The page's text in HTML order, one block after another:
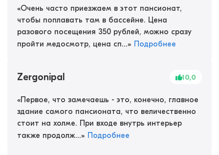
«Очень часто приезжаем в этот пансионат,
чтобы поплавать там в бассейне. Цена
разового посещения 350 рублей, можно сразу
пройти медосмотр, цена сп...» Подробнее
Zergonipal 10,0
«Первое, что замечаешь - это, конечно, главное
здание самого пансионата, что величественно
стоит на холме. При входе внутрь интерьер
также продолж...» Подробнее